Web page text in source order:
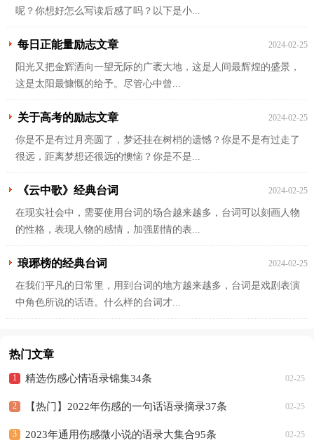
呢？你想好怎么写读后感了吗？以下是小...
每日正能量励志文章 2024-02-25
阳光又把金辉洒向一望无际的广袤大地，这是人间最辉煌的盛景，
这是太阳最慷慨的给予。尽管心中曾...
关于高考的励志文章 2024-02-25
你是不是有过月亮圆了，梦还挂在树梢的遗憾？你是不是有过走了
很远，距离梦想还很远的懊恼？你是不是...
《云中歌》经典台词 2024-02-25
在现实社会中，需要使用台词的场合越来越多，台词可以刻画人物
的性格，表现人物的感情，加强剧情的表...
琅琊榜的经典台词 2024-02-25
在我们平凡的日常里，用到台词的地方越来越多，台词是戏剧表演
中角色所说的话语。什么样的台词才...
热门文章
精选伤感心情语录锦集34条 02-25
【热门】2022年伤感的一句话语录摘录37条 02-25
2023年通用伤感微小说的语录大集合95条 02-25